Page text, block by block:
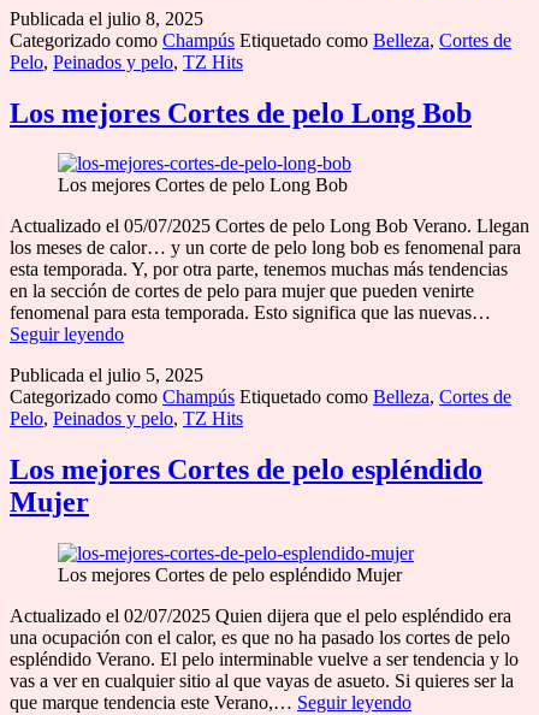
Publicada el julio 8, 2025
Categorizado como Champús Etiquetado como Belleza, Cortes de
Pelo, Peinados y pelo, TZ Hits
Los mejores Cortes de pelo Long Bob
Los mejores Cortes de pelo Long Bob
Actualizado el 05/07/2025 Cortes de pelo Long Bob Verano. Llegan
los meses de calor… y un corte de pelo long bob es fenomenal para
esta temporada. Y, por otra parte, tenemos muchas más tendencias
en la sección de cortes de pelo para mujer que pueden venirte
fenomenal para esta temporada. Esto significa que las nuevas…
Seguir leyendoLos
Cortes
de
pelo
Bob
Publicada el julio 5, 2025
Categorizado como Champús Etiquetado como Belleza, Cortes de
Pelo, Peinados y pelo, TZ Hits
Los mejores Cortes de pelo espléndido
Mujer
Los mejores Cortes de pelo espléndido Mujer
Actualizado el 02/07/2025 Quien dijera que el pelo espléndido era
una ocupación con el calor, es que no ha pasado los cortes de pelo
espléndido Verano. El pelo interminable vuelve a ser tendencia y lo
vas a ver en cualquier sitio al que vayas de asueto. Si quieres ser la
que marque tendencia este Verano,… Seguir leyendoLos